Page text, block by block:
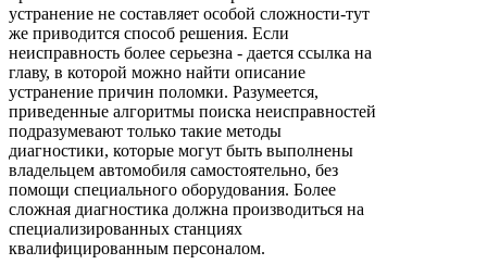
устранение не составляет особой сложности-тут
же приводится способ решения. Если
неисправность более серьезна - дается ссылка на
главу, в которой можно найти описание
устранение причин поломки. Разумеется,
приведенные алгоритмы поиска неисправностей
подразумевают только такие методы
диагностики, которые могут быть выполнены
владельцем автомобиля самостоятельно, без
помощи специального оборудования. Более
сложная диагностика должна производиться на
специализированных станциях
квалифицированным персоналом.